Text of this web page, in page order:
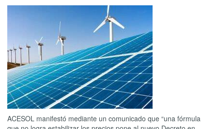
ACESOL manifestó mediante un comunicado que “una fórmula